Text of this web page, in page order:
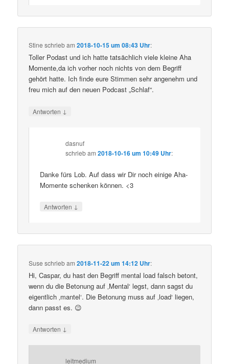
Stine schriebam2018-10-15 um 08:43 Uhr:
Toller Podast und ich hatte tatsächlich viele kleine Aha
Momente,da ich vorher noch nichts von dem Begriff
gehört hatte. Ich finde eure Stimmen sehr angenehm und
freu mich auf den neuen Podcast „Schlaf“.
Antworten ↓
dasnuf
schriebam2018-10-16 um 10:49 Uhr:
Danke fürs Lob. Auf dass wir Dir noch einige Aha-
Momente schenken können. <3
Antworten ↓
Suse schriebam2018-11-22 um 14:12 Uhr:
Hi, Caspar, du hast den Begriff mental load falsch betont,
wenn du die Betonung auf ‚Mental‘ legst, dann sagst du
eigentlich ‚mantel‘. Die Betonung muss auf ‚load‘ liegen,
dann passt es. 😉
Antworten ↓
leitmedium